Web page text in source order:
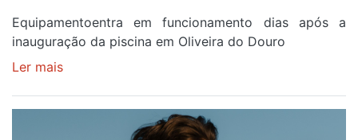
Equipamentoentra em funcionamento dias após a
inauguração da piscina em Oliveira do Douro
Ler mais
no